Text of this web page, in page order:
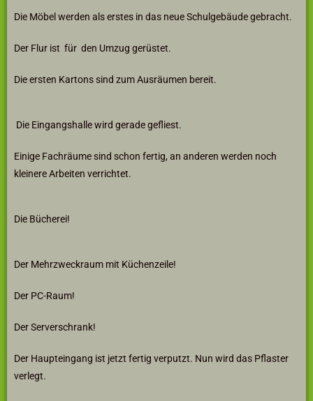
Die Möbel werden als erstes in das neue Schulgebäude gebracht.
Der Flur ist für den Umzug gerüstet.
Die ersten Kartons sind zum Ausräumen bereit.
Die Eingangshalle wird gerade gefliest.
Einige Fachräume sind schon fertig, an anderen werden noch
kleinere Arbeiten verrichtet.
Die Bücherei!
Der Mehrzweckraum mit Küchenzeile!
Der PC-Raum!
Der Serverschrank!
Der Haupteingang ist jetzt fertig verputzt. Nun wird das Pflaster
verlegt.